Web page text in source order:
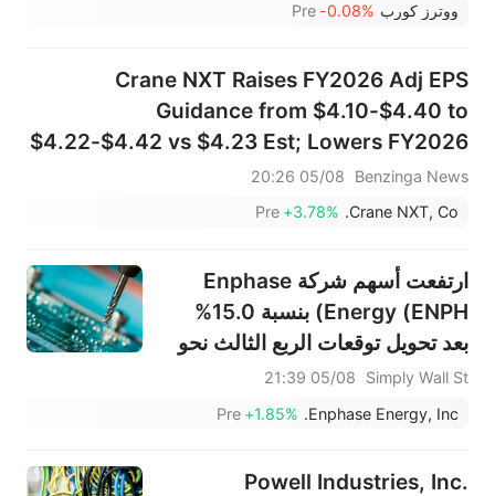
ووترز كورب -0.08%
Pre
Crane NXT Raises FY2026 Adj EPS
Guidance from $4.10-$4.40 to
$4.22-$4.42 vs $4.23 Est; Lowers FY2026
Sales Guidance of $1.906B-$1.939B vs
$1.927B Est
Benzinga News
05/08 20:26
Crane NXT, Co.
+3.78%
Pre
ارتفعت أسهم شركة Enphase
Energy (ENPH) بنسبة 15.0%
بعد تحويل توقعات الربع الثالث نحو
إلكترونيات الطاقة الذكية المصنعة
في الولايات المتحدة - هل تغيرت
Simply Wall St
05/08 21:39
Enphase Energy, Inc.
+1.85%
Pre
Powell Industries, Inc.